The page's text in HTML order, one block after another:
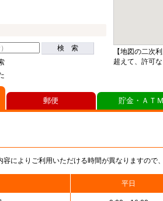
検 索
【地図の二次
超えて、許可
によりご利用いただける時間が異なりますので
平日
郵便 貯金・ＡＴ